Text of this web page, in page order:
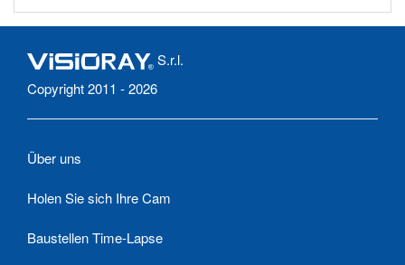
S.r.l.
Copyright 2011 - 2026
Über uns
Holen Sie sich Ihre Cam
Baustellen Time-Lapse